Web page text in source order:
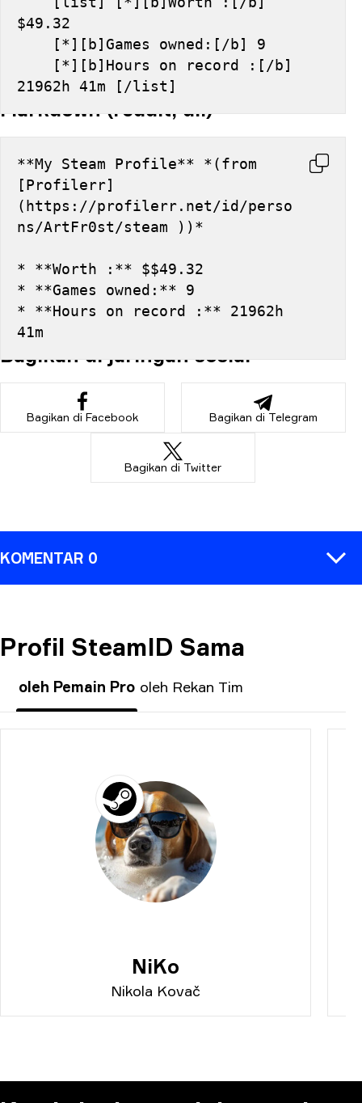
$49.32
    [*][b]Games owned:[/b] 9
21962h 41m [/list]
Markdown (reddit, dll)
**My Steam Profile** *(from
[Profilerr]
(https://profilerr.net/id/perso
ns/ArtFr0st/steam ))*
* **Worth :** $$49.32
* **Games owned:** 9
* **Hours on record :** 21962h
41m
Bagikan di jaringan sosial
Bagikan di Facebook Bagikan di Telegram
Bagikan di Twitter
KOMENTAR 0
KOMENTAR
Profil SteamID Sama
oleh Pemain Pro oleh Rekan Tim
NiKo
Nikola Kovač